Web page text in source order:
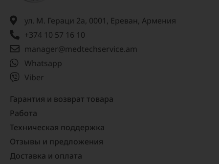
ул. М. Гераци 2а, 0001, Ереван, Армения
+374 10 57 16 10
manager@medtechservice.am
Whatsapp
Viber
Гарантия и возврат товара
Работа
Техническая поддержка
Отзывы и предложения
Доставка и оплата